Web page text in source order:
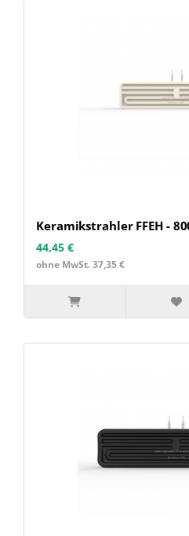
Keramikstrahler FFEH -
44,45 €
ohne MwSt. 37,35 €